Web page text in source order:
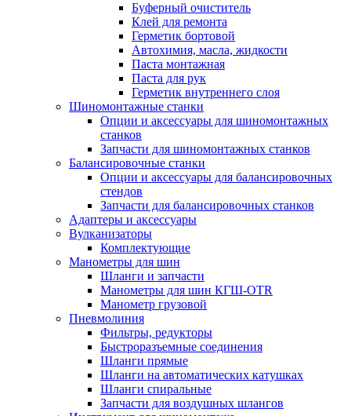
Буферный очиститель
Клей для ремонта
Герметик бортовой
Автохимия, масла, жидкости
Паста монтажная
Паста для рук
Герметик внутреннего слоя
Шиномонтажные станки
Опции и аксессуары для шиномонтажных
станков
Запчасти для шиномонтажных станков
Балансировочные станки
Опции и аксессуары для балансировочных
стендов
Запчасти для балансировочных станков
Адаптеры и аксессуары
Вулканизаторы
Комплектующие
Манометры для шин
Шланги и запчасти
Манометры для шин КГШ-OTR
Манометр грузовой
Пневмолиния
Фильтры, редукторы
Быстроразъемные соединения
Шланги прямые
Шланги на автоматических катушках
Шланги спиральные
Запчасти для воздушных шлангов